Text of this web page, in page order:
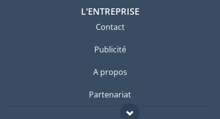
L'ENTREPRISE
Contact
Publicité
A propos
Partenariat